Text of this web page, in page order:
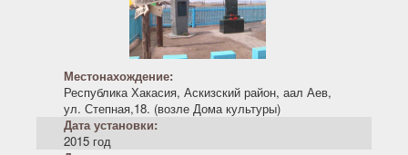
Местонахождение:
Республика Хакасия, Аскизский район, аал Аев,
ул. Степная,18. (возле Дома культуры)
Дата установки:
2015 год